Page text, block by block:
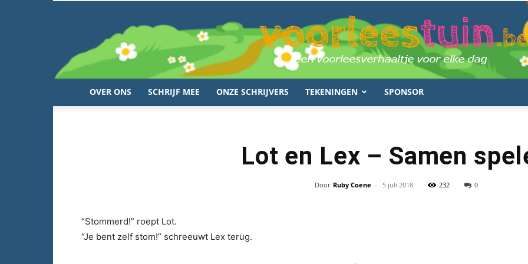
voorleestuin.be
OVER ONS SCHRIJF MEE ONZE SCHRIJVERS TEKENINGEN SPONSOR
Lot en Lex – Samen
Door Ruby Coene - 5 juli 2018 232 0
“Stommerd!” roept Lot.
“Je bent zelf stom!” schreeuwt Lex terug.